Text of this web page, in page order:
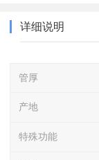
详细说明
管厚
产地
特殊功能